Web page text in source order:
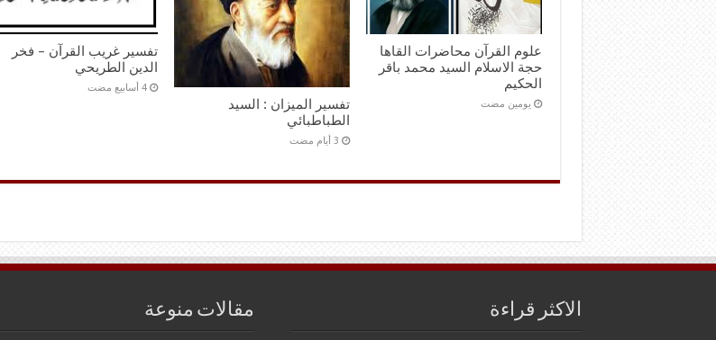
علوم القرآن محاضرات القاها
حجة الاسلام السيد محمد باقر
الحكيم
‏يومين مضت
تفسير الميزان : السيد
الطباطبائي
تفسير غريب القرآن – فخر
الدين الطريحي
‏4 أسابيع مضت
الاكثر قراءة مقالات منوعة